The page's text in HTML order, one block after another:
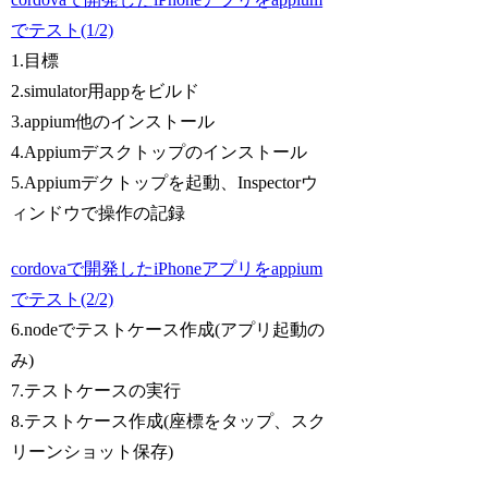
でテスト(1/2)
1.目標
2.simulator用appをビルド
3.appium他のインストール
4.Appiumデスクトップのインストール
5.Appiumデクトップを起動、Inspectorウ
ィンドウで操作の記録
cordovaで開発したiPhoneアプリをappium
でテスト(2/2)
6.nodeでテストケース作成(アプリ起動の
み)
7.テストケースの実行
8.テストケース作成(座標をタップ、スク
リーンショット保存)